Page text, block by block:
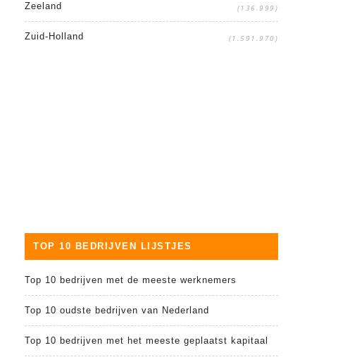
Zeeland (136.999)
Zuid-Holland (1.591.970)
TOP 10 BEDRIJVEN LIJSTJES
Top 10 bedrijven met de meeste werknemers
Top 10 oudste bedrijven van Nederland
Top 10 bedrijven met het meeste geplaatst kapitaal